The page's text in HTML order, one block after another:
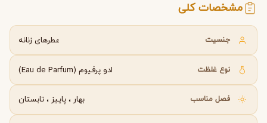
مشخصات کلی
جنسیت عطرهای زنانه
نوع غلظت ادو پرفیوم (Eau de Parfum)
فصل مناسب بهار ، پاییز ، تابستان